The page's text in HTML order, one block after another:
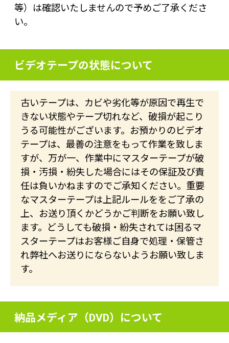
等）は確認いたしませんので予めご了承くださ
い。
ビデオテープの状態について
古いテープは、カビや劣化等が原因で再生で
きない状態やテープ切れなど、破損が起こり
うる可能性がございます。お預かりのビデオ
テープは、最善の注意をもって作業を致しま
すが、万が一、作業中にマスターテープが破
損・汚損・紛失した場合にはその保証及び責
任は負いかねますのでご承知ください。重要
なマスターテープは上記ルールををご了承の
上、お送り頂くかどうかご判断をお願い致し
ます。どうしても破損・紛失されては困るマ
スターテープはお客様ご自身で処理・保管さ
れ弊社へお送りにならないようお願い致しま
す。
納品メディア（DVD）について